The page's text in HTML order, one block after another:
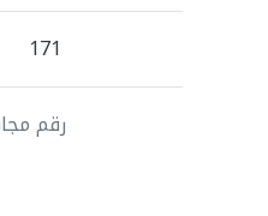
171
رقم